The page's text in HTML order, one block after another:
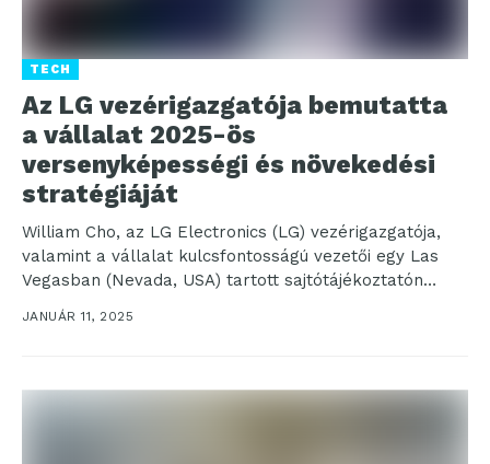
TECH
Az LG vezérigazgatója bemutatta
a vállalat 2025-ös
versenyképességi és növekedési
stratégiáját
William Cho, az LG Electronics (LG) vezérigazgatója,
valamint a vállalat kulcsfontosságú vezetői egy Las
Vegasban (Nevada, USA) tartott sajtótájékoztatón
ismertették a vállalat 2025-ös...
JANUÁR 11, 2025